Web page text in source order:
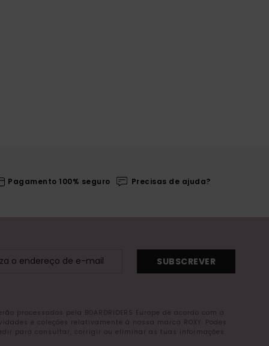
Pagamento 100% seguro Precisas de ajuda?
SUBSCREVER
pela BOARDRIDERS Europe de acordo com a
e coleções relativamente à nossa marca ROXY. Podes
para consultar, corrigir ou eliminar as tuas informações